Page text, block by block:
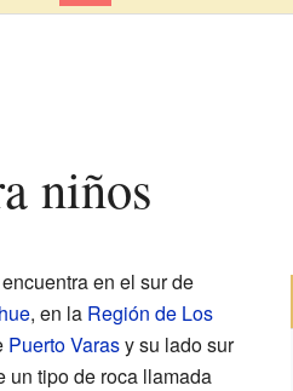
niños
en el sur de
, en la Región de Los
Puerto Varasy su lado sur
un tipo de roca llamada